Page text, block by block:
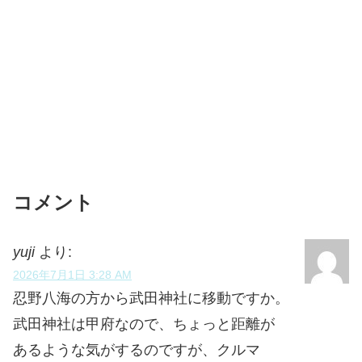
コメント
yuji より:
2026年7月1日 3:28 AM
忍野八海の方から武田神社に移動ですか。
武田神社は甲府なので、ちょっと距離が
あるような気がするのですが、クルマ